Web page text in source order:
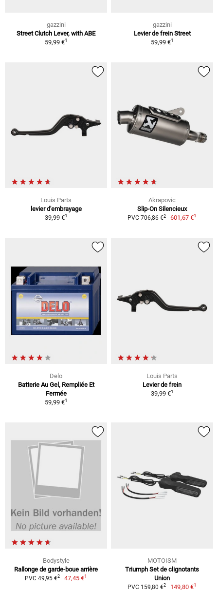
gazzini
Street Clutch Lever, with ABE
59,99 €1
gazzini
Levier de frein Street
59,99 €1
Louis Parts
levier d'embrayage
39,99 €1
Akrapovic
Slip-On Silencieux
PVC 706,86 €2 601,67 €1
Delo
Batterie Au Gel, Rempliée Et
Fermée
59,99 €1
Louis Parts
Levier de frein
39,99 €1
Bodystyle
Rallonge de garde-boue arrière
PVC 49,95 €2 47,45 €1
MOTOISM
Triumph Set de clignotants
Union
PVC 159,80 €2 149,80 €1